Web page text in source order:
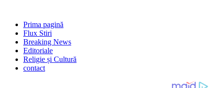
Prima pagină
Flux Stiri
Breaking News
Editoriale
Religie și Cultură
contact